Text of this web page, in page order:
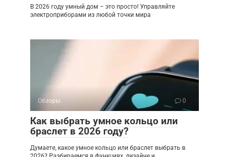
В 2026 году умный дом – это просто! Управляйте
электроприборами из любой точки мира
Обзоры 0
Как выбрать умное кольцо или
браслет в 2026 году?
Думаете, какое умное кольцо или браслет выбрать в